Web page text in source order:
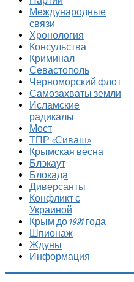
Международные
связи
Хронология
Консульства
Криминал
Севастополь
Черноморский флот
Самозахваты земли
Исламские
радикалы
Мост
ТПР «Сиваш»
Крымская весна
Блэкаут
Блокада
Диверсанты
Конфликт с
Украиной
Крым до 1991 года
Шпионаж
Ждуны
Информация